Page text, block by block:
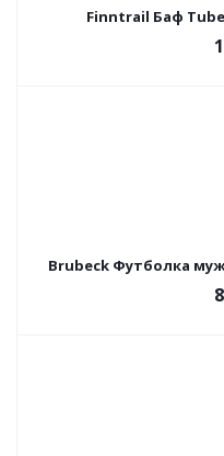
Finntrail Баф Tube
Brubeck Футболка